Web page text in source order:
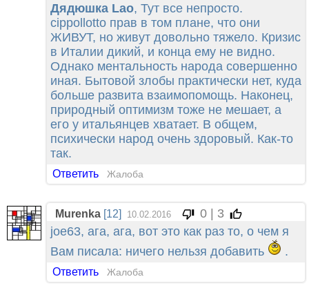
Дядюшка Lao, Тут все непросто.
cippollotto прав в том плане, что они
ЖИВУТ, но живут довольно тяжело. Кризис
в Италии дикий, и конца ему не видно.
Однако ментальность народа совершенно
иная. Бытовой злобы практически нет, куда
больше развита взаимопомощь. Наконец,
природный оптимизм тоже не мешает, а
его у итальянцев хватает. В общем,
психически народ очень здоровый. Как-то
так.
Ответить Жалоба
Murenka [12] 10.02.2016
0 | 3
joe63, ага, ага, вот это как раз то, о чем я
Вам писала: ничего нельзя добавить
.
Ответить Жалоба